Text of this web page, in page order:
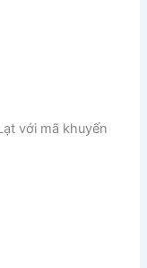
với mã khuyến